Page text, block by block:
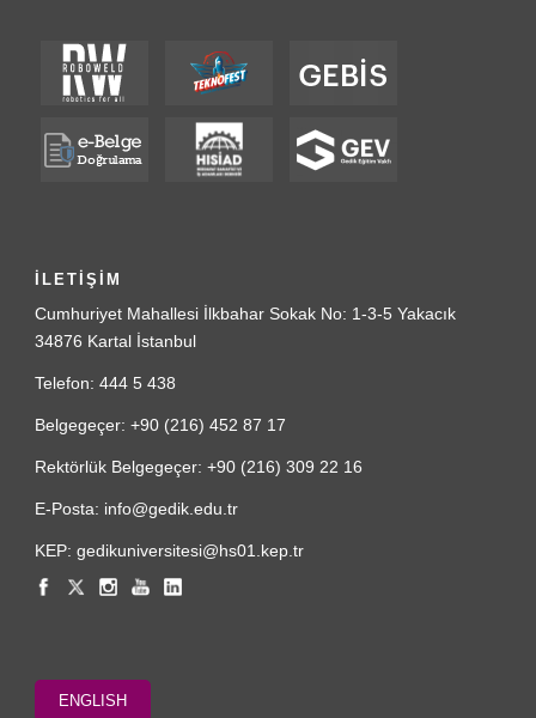
İLETİŞİM
Cumhuriyet Mahallesi İlkbahar Sokak No: 1-3-5 Yakacık
34876 Kartal İstanbul
Telefon: 444 5 438
Belgegeçer: +90 (216) 452 87 17
Rektörlük Belgegeçer: +90 (216) 309 22 16
E-Posta: info@gedik.edu.tr
KEP: gedikuniversitesi@hs01.kep.tr
ENGLISH